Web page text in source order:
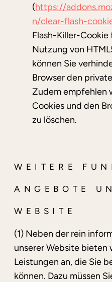
(https://
n/clear-flash-
Flash-Killer-Cookie
Nutzung von
können Sie
Browser den
Zudem empfehlen
Cookies und den
zu löschen.
WEITERE
ANGEBOTE
WEBSITE
(1) Neben der rein
unserer Website bieten
Leistungen an, die Sie
können. Dazu müssen